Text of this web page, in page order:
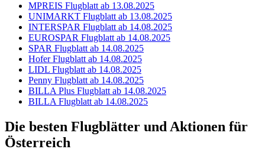
MPREIS Flugblatt ab 13.08.2025
UNIMARKT Flugblatt ab 13.08.2025
INTERSPAR Flugblatt ab 14.08.2025
EUROSPAR Flugblatt ab 14.08.2025
SPAR Flugblatt ab 14.08.2025
Hofer Flugblatt ab 14.08.2025
LIDL Flugblatt ab 14.08.2025
Penny Flugblatt ab 14.08.2025
BILLA Plus Flugblatt ab 14.08.2025
BILLA Flugblatt ab 14.08.2025
Die besten Flugblätter und Aktionen für
Österreich